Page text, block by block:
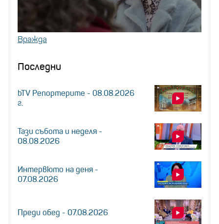
Вражда
Последни
bTV Репортерите - 08.08.2026
г.
Тази събота и неделя -
08.08.2026
Интервюто на деня -
07.08.2026
Преди обед - 07.08.2026